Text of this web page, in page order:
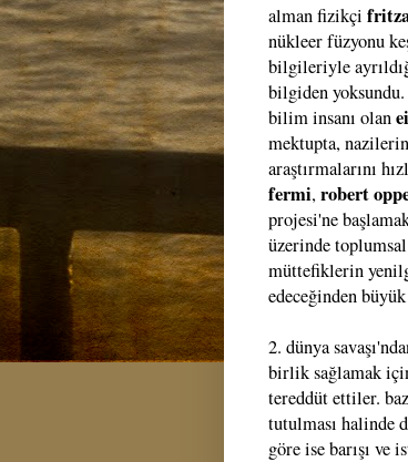
alman fizikçi
nükleer füzyonu
bilgileriyle
bilgiden
bilim insanı olan
mektupta,
araştırmalarını
fermi,robert
projesi'ne
üzerinde
müttefiklerin
edeceğinden
2. dünya
birlik sağlamak
tereddüt ettiler.
tutulması halinde
göre ise barışı ve